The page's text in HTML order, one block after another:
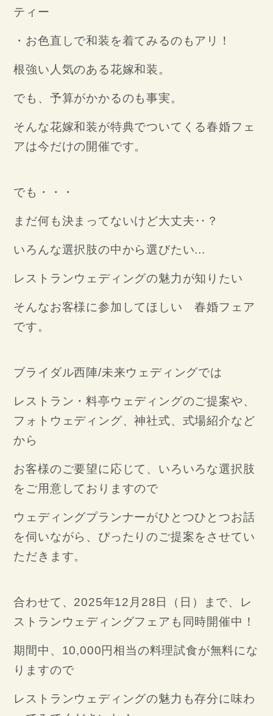
ティー
・お色直しで和装を着てみるのもアリ！
根強い人気のある花嫁和装。
でも、予算がかかるのも事実。
そんな花嫁和装が特典でついてくる春婚フェ
アは今だけの開催です。
でも・・・
まだ何も決まってないけど大丈夫‥？
いろんな選択肢の中から選びたい...
レストランウェディングの魅力が知りたい
そんなお客様に参加してほしい 春婚フェア
です。
ブライダル西陣/未来ウェディングでは
レストラン・料亭ウェディングのご提案や、
フォトウェディング、神社式、式場紹介など
から
お客様のご要望に応じて、いろいろな選択肢
をご用意しておりますので
ウェディングプランナーがひとつひとつお話
を伺いながら、ぴったりのご提案をさせてい
ただきます。
合わせて、2025年12月28日（日）まで、レ
ストランウェディングフェアも同時開催中！
期間中、10,000円相当の料理試食が無料にな
りますので
レストランウェディングの魅力も存分に味わ